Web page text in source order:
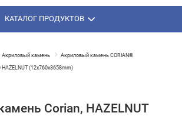
КАТАЛОГ ПРОДУКТОВ
Акриловый камень Акриловый камень CORIAN®
(12х760х3658mm)
Corian, HAZELNUT